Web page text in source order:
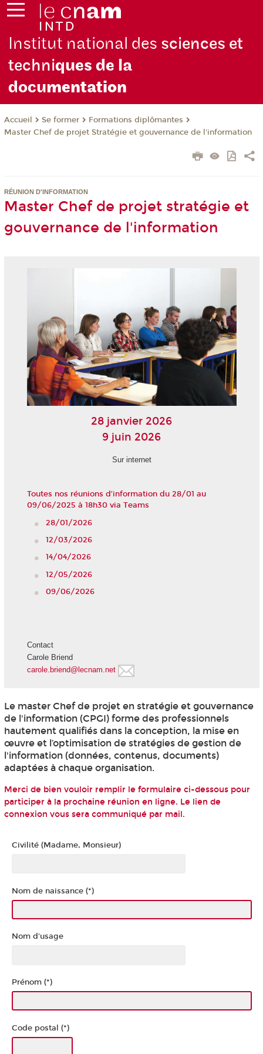
Institut national des sciences et
techniques de la
documentation
Accueil Se former
Formations diplômantes
Master Chef de projet Stratégie et gouvernance de l'information
RÉUNION D'INFORMATION
Master Chef de projet stratégie et
gouvernance de l'information
28 janvier 2026
9 juin 2026
Sur internet
Toutes nos réunions d’information du 28/01 au
09/06/2025 à 18h30 via Teams
28/01/2026
12/03/2026
14/04/2026
12/05/2026
09/06/2026
Contact
Carole Briend
carole.briend@lecnam.net
Le master Chef de projet en stratégie et gouvernance
de l'information (CPGI) forme des professionnels
hautement qualifiés dans la conception, la mise en
œuvre et l’optimisation de stratégies de gestion de
l'information (données, contenus, documents)
adaptées à chaque organisation.
Merci de bien vouloir remplir le formulaire ci-dessous pour
participer à la prochaine réunion en ligne. Le lien de
connexion vous sera communiqué par mail.
Civilité (Madame, Monsieur)
Nom de naissance (*)
Nom d'usage
Prénom (*)
Code postal (*)